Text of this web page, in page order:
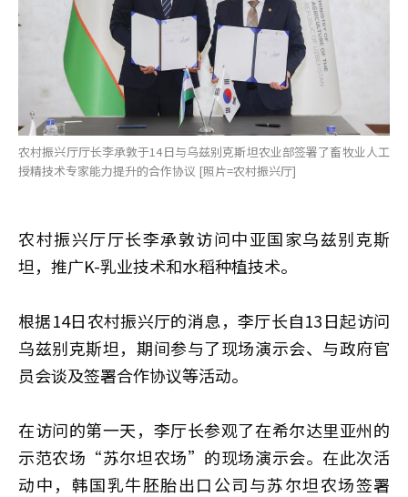
农村振兴厅厅长李承敦于14日与乌兹别克斯坦农业部签署了畜牧业人工
授精技术专家能力提升的合作协议 [照片=农村振兴厅]
农村振兴厅厅长李承敦访问中亚国家乌兹别克斯
坦，推广K-乳业技术和水稻种植技术。
根据14日农村振兴厅的消息，李厅长自13日起访问
乌兹别克斯坦，期间参与了现场演示会、与政府官
员会谈及签署合作协议等活动。
在访问的第一天，李厅长参观了在希尔达里亚州的
示范农场“苏尔坦农场”的现场演示会。在此次活
动中，韩国乳牛胚胎出口公司与苏尔坦农场签署